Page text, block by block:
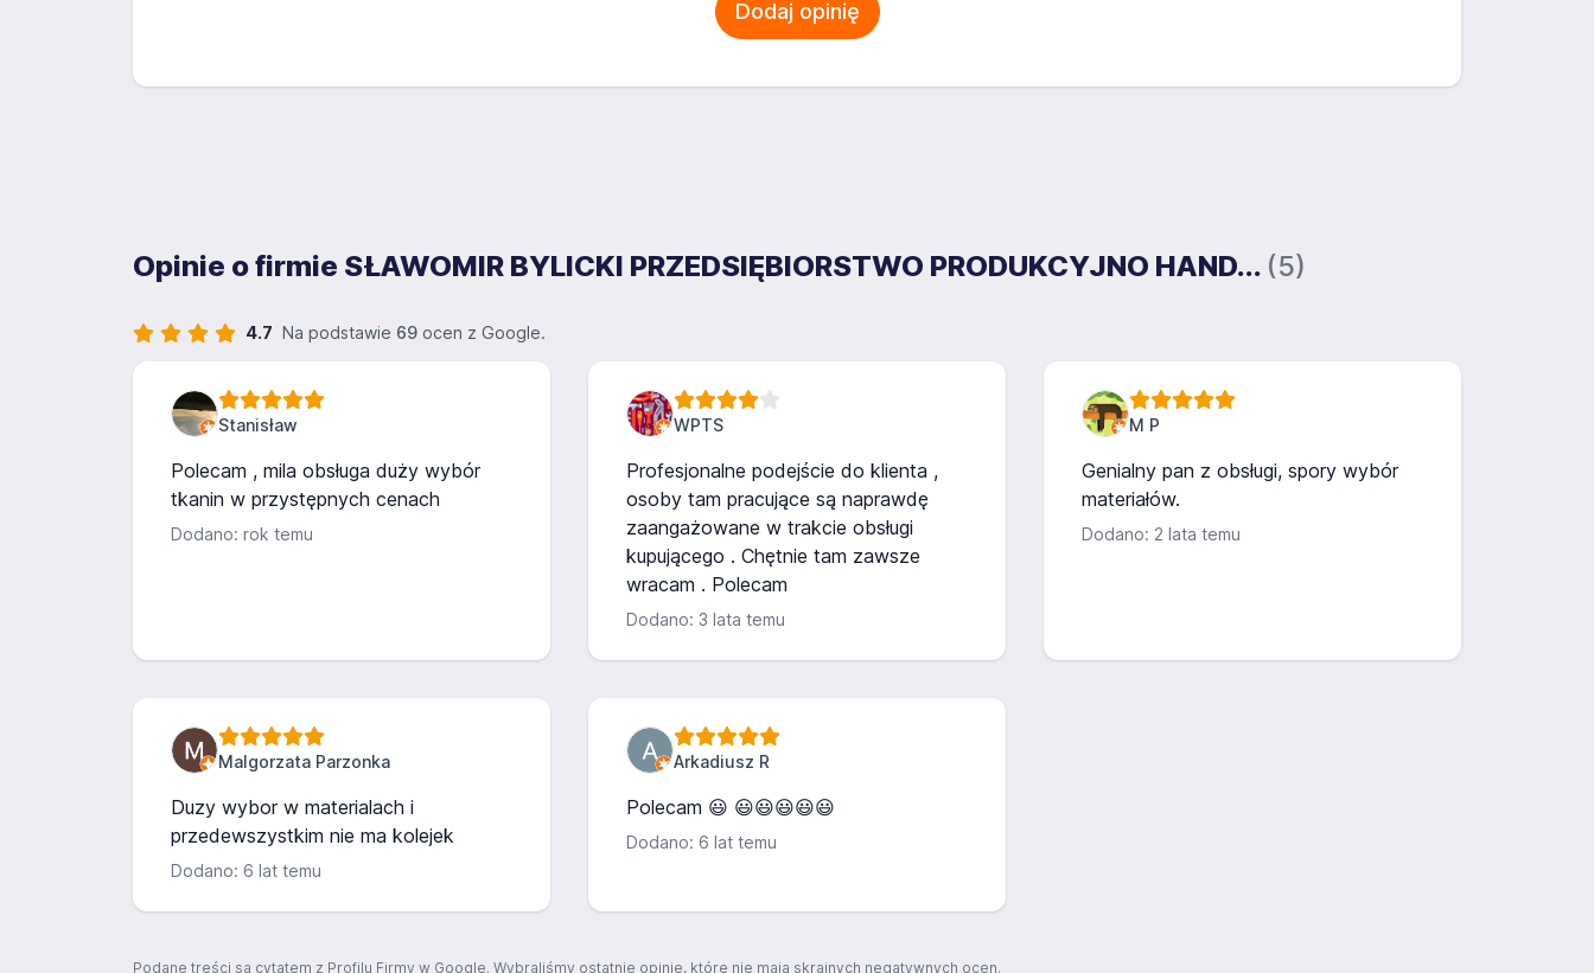
Dodaj opinię
Opinie o firmie SŁAWOMIR BYLICKI PRZEDSIĘBIORSTWO PRODUKCYJNO HAND... (5)
4.7 Na podstawie 69 ocen z Google.
Stanisław
Polecam , mila obsługa duży wybór
tkanin w przystępnych cenach
Dodano: rok temu
WPTS
Profesjonalne podejście do klienta ,
osoby tam pracujące są naprawdę
zaangażowane w trakcie obsługi
kupującego . Chętnie tam zawsze
wracam . Polecam
Dodano: 3 lata temu
M P
Genialny pan z obsługi, spory wybór
materiałów.
Dodano: 2 lata temu
Malgorzata Parzonka
Duzy wybor w materialach i
przedewszystkim nie ma kolejek
Dodano: 6 lat temu
Arkadiusz R
Polecam 😃 😃😃😃😃😃
Dodano: 6 lat temu
Podane treści są cytatem z Profilu Firmy w Google. Wybraliśmy ostatnie opinie, które nie mają skrajnych negatywnych ocen.